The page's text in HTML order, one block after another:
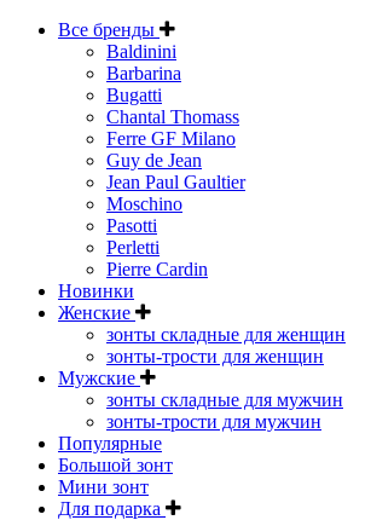
Все бренды
Baldinini
Barbarina
Bugatti
Chantal Thomass
Ferre GF Milano
Guy de Jean
Jean Paul Gaultier
Moschino
Pasotti
Perletti
Pierre Cardin
Новинки
Женские
зонты складные для женщин
зонты-трости для женщин
Мужские
зонты складные для мужчин
зонты-трости для мужчин
Популярные
Большой зонт
Мини зонт
Для подарка